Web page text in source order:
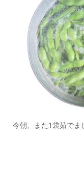
今朝、また1袋茹でま